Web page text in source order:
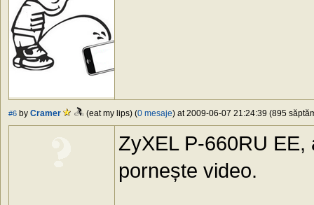
#6 by Cramer (eat my lips) (0 mesaje) at 2009-06-07 21:24:39 (895
ZyXEL P-660RU
pornește video.